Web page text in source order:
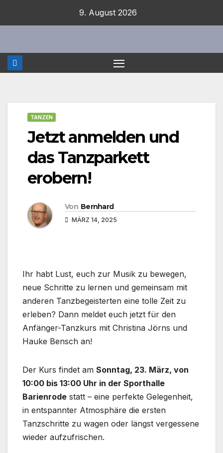
9. August 2026
TANZEN
Jetzt anmelden und
das Tanzparkett
erobern!
Von Bernhard
MÄRZ 14, 2025
Ihr habt Lust, euch zur Musik zu bewegen,
neue Schritte zu lernen und gemeinsam mit
anderen Tanzbegeisterten eine tolle Zeit zu
erleben? Dann meldet euch jetzt für den
Anfänger-Tanzkurs mit Christina Jörns und
Hauke ​​Bensch an!
Der Kurs findet am Sonntag, 23. März, von
10:00 bis 13:00 Uhr in der Sporthalle
Barienrode statt – eine perfekte Gelegenheit,
in entspannter Atmosphäre die ersten
Tanzschritte zu wagen oder längst vergessene
wieder aufzufrischen.